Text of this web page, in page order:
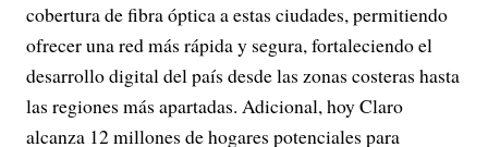
cobertura de fibra óptica a estas ciudades, permitiendo
ofrecer una red más rápida y segura, fortaleciendo el
desarrollo digital del país desde las zonas costeras hasta
las regiones más apartadas. Adicional, hoy Claro
alcanza 12 millones de hogares potenciales para